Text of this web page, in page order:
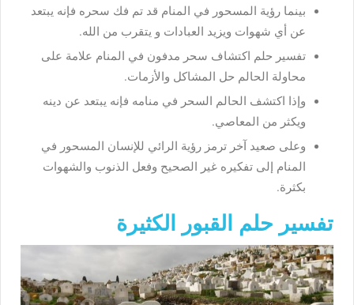
بينما رؤية المسحور في المنام قد تم فك سحره فإنه يبتعد
عن أي شهوات ويزيد العبادات و يتقرب من الله.
تفسير حلم اكتشاف سحر مدفون في المنام علامة على
محاولة الحالم حل المشاكل والأزمات.
وإذا اكتشف الحالم السحر في منامه فإنه يبتعد عن دينه
ويكثر من المعاصي.
وعلى صعيد آخر ترمز رؤية الرائي للإنسان المسحور في
المنام إلى تفكيره غير الصحيح وفعل الذنوب والشهوات
بكثرة.
تفسير حلم القبور الكثيرة